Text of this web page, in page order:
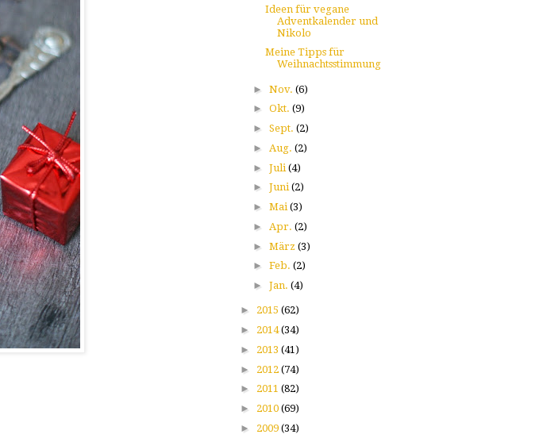
Ideen für vegane
Adventkalender und
Nikolo
Meine Tipps für
Weihnachtsstimmung
► Nov. (6)
► Okt. (9)
► Sept. (2)
► Aug. (2)
► Juli (4)
► Juni(2)
► Mai(3)
► Apr. (2)
► März (3)
► Feb. (2)
► Jan. (4)
► 2015 (62)
► 2014(34)
► 2013 (41)
► 2012 (74)
► 2011 (82)
► 2010 (69)
► 2009 (34)